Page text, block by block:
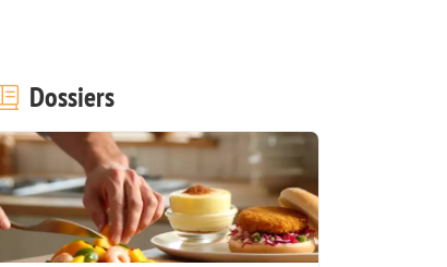
Dossiers